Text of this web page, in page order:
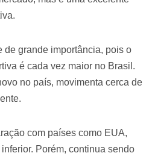
de grande importância, pois o
é cada vez maior no Brasil.
no país, movimenta cerca de
com países como EUA,
Porém, continua sendo